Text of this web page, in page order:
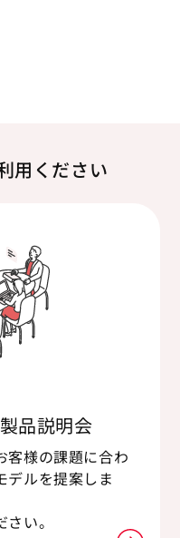
用ください
品説明会
客様の課題に合わ
デルを提案しま
い。